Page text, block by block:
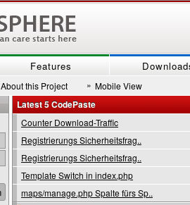
Features
About this Project » Mobile View
Latest 5 CodePaste
Counter Download-Traffic
Registrierungs Sicherheitsfrag..
Registrierungs Sicherheitsfrag..
Template Switch in index.php
maps/manage.php Spalte fürs Sp..